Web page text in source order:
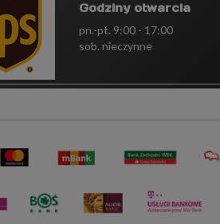
Godziny otwarcia
pn.-pt. 9:00 - 17:00
sob. nieczynne